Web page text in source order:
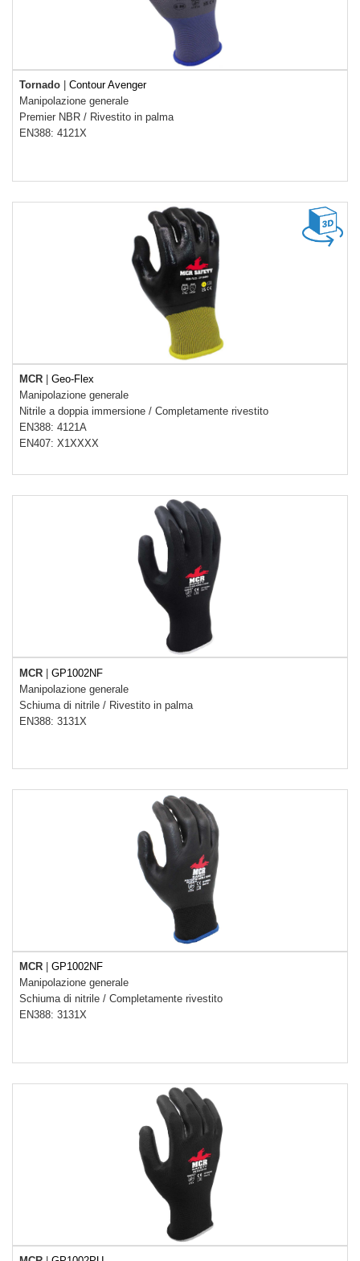
Tornado |Contour Avenger
Manipolazione generale
Premier NBR / Rivestito in palma
EN388: 4121X
MCR |Geo-Flex
Manipolazione generale
Nitrile a doppia immersione /Completamente rivestito
EN388: 4121A
EN407: X1XXXX
MCR |GP1002NF
Manipolazione generale
Schiuma di nitrile / Rivestito in palma
EN388: 3131X
MCR |GP1002NF
Manipolazione generale
Schiuma di nitrile /Completamente rivestito
EN388: 3131X